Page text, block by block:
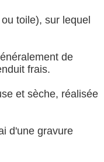
toile), sur lequel
de
frais.
et sèche, réalisée
d'une gravure